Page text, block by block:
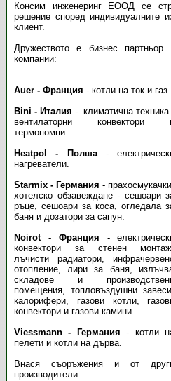
Консим инженеринг ЕООД се
решение според индивидуалните
клиент.
Дружеството е бизнес партньор
компании:
Auer - Франция - котли на ток и газ.
Bini - Италия - климатична техника
вентилаторни конвектори
термопомпи.
Heatpol - Полша-
нагреватели.
Starmix - Германия -
хотелско обзавеждане - сешоари
ръце, сешоари за коса, огледала
баня и дозатори за сапун.
Noirot - Франция -
конвектори за стенен
лъчисти радиатори,
отопление, лири за баня,
складове и
помещения, топловъздушни
калорифери, газови котли,
конвектори и газови камини.
Viessmann - Германия - котли
пелети и котли на дърва.
Внася съоръжения и от
производители.